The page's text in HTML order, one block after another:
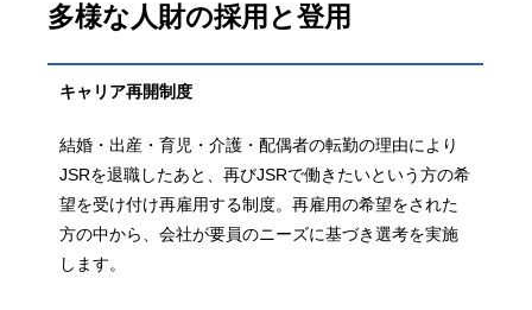
多様な人財の採用と登用
キャリア再開制度
結婚・出産・育児・介護・配偶者の転勤の理由により
JSRを退職したあと、再びJSRで働きたいという方の希
望を受け付け再雇用する制度。再雇用の希望をされた
方の中から、会社が要員のニーズに基づき選考を実施
します。